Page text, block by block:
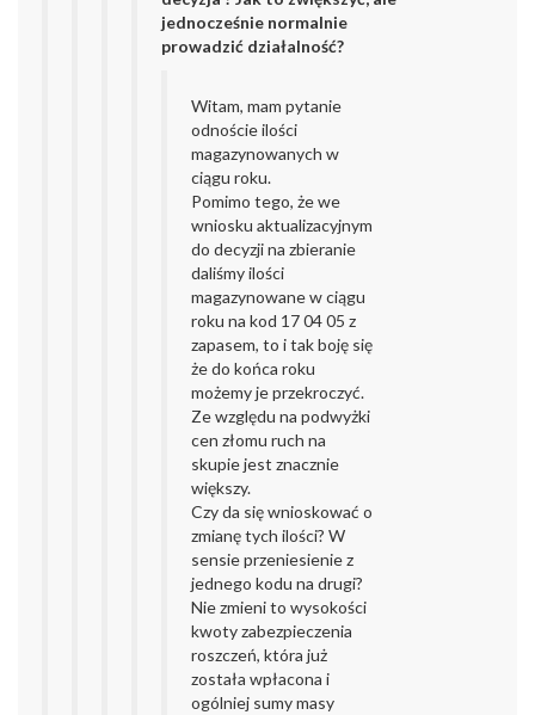
jednocześnie normalnie
prowadzić działalność?
Witam, mam pytanie
odnoście ilości
magazynowanych w
ciągu roku.
Pomimo tego, że we
wniosku aktualizacyjnym
do decyzji na zbieranie
daliśmy ilości
magazynowane w ciągu
roku na kod 17 04 05 z
zapasem, to i tak boję się
że do końca roku
możemy je przekroczyć.
Ze względu na podwyżki
cen złomu ruch na
skupie jest znacznie
większy.
Czy da się wnioskować o
zmianę tych ilości? W
sensie przeniesienie z
jednego kodu na drugi?
Nie zmieni to wysokości
kwoty zabezpieczenia
roszczeń, która już
została wpłacona i
ogólniej sumy masy